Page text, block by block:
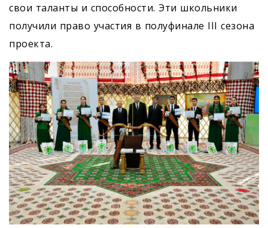
свои таланты и способности. Эти школьники
получили право участия в полуфинале III сезона
проекта.